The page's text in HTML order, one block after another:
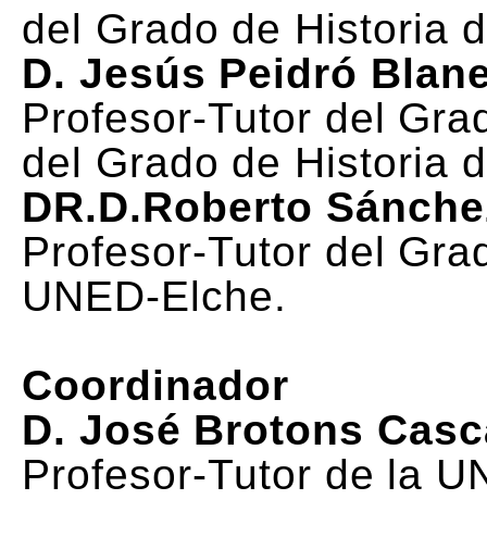
del Grado de Historia
D. Jesús Peidró
Profesor-Tutor del
del Grado de Historia
DR.D.Roberto
Profesor-Tutor del
UNED-Elche.
Coordinador
D. José Brotons
Profesor-Tutor de la